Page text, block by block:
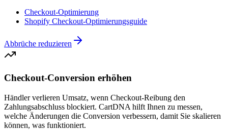
Checkout-Optimierung
Shopify Checkout-Optimierungsguide
Abbrüche reduzieren
Checkout-Conversion erhöhen
Händler verlieren Umsatz, wenn Checkout-Reibung den
Zahlungsabschluss blockiert. CartDNA hilft Ihnen zu messen,
welche Änderungen die Conversion verbessern, damit Sie skalieren
können, was funktioniert.